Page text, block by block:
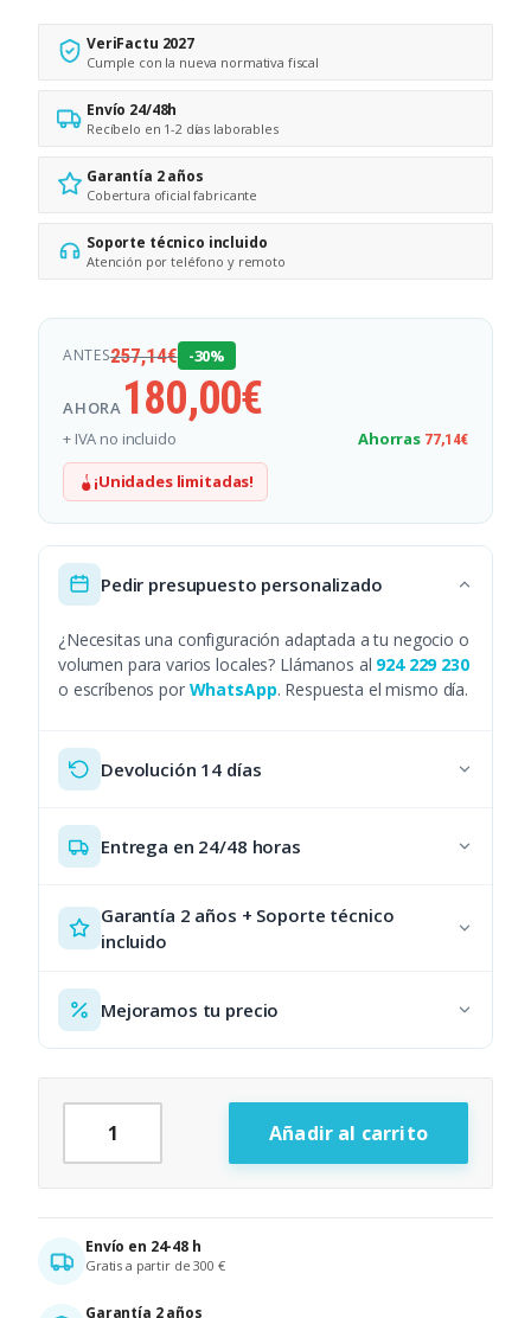
VeriFactu 2027
Cumple con la nueva normativa fiscal
Envío 24/48h
Recíbelo en 1-2 días laborables
Garantía 2 años
Cobertura oficial fabricante
Soporte técnico incluido
Atención por teléfono y remoto
ANTES257,14€ -30%
AHORA 180,00€
+ IVA no incluido Ahorras 77,14€
¡Unidades limitadas!
Pedir presupuesto personalizado
¿Necesitas una configuración adaptada a tu negocio o
volumen para varios locales? Llámanos al 924 229 230
o escríbenos por WhatsApp. Respuesta el mismo día.
Devolución 14 días
Entrega en 24/48 horas
Garantía 2 años + Soporte técnico
incluido
Mejoramos tu precio
Punto de Acceso WiFi Ubiquiti cantidad
Añadir al carrito
Alternative:
Envío en 24-48 h
Gratis a partir de 300 €
Garantía 2 años